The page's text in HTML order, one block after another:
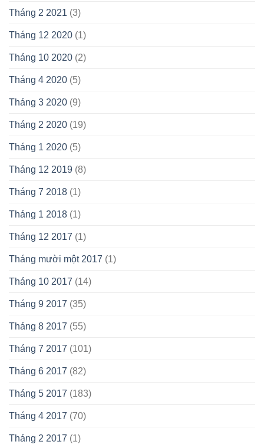
Tháng 2 2021 (3)
Tháng 12 2020 (1)
Tháng 10 2020 (2)
Tháng 4 2020 (5)
Tháng 3 2020 (9)
Tháng 2 2020 (19)
Tháng 1 2020 (5)
Tháng 12 2019 (8)
Tháng 7 2018 (1)
Tháng 1 2018 (1)
Tháng 12 2017 (1)
Tháng mười một 2017 (1)
Tháng 10 2017 (14)
Tháng 9 2017 (35)
Tháng 8 2017 (55)
Tháng 7 2017 (101)
Tháng 6 2017 (82)
Tháng 5 2017 (183)
Tháng 4 2017 (70)
Tháng 2 2017 (1)